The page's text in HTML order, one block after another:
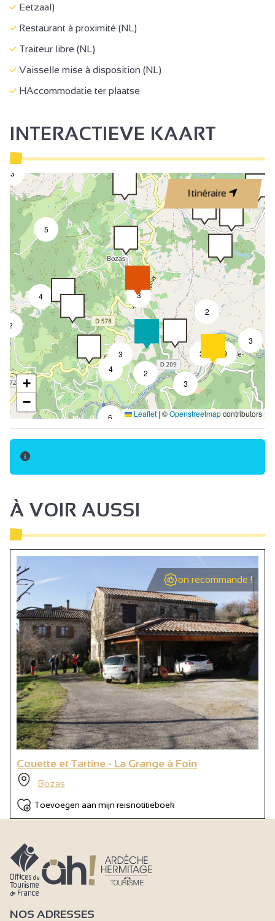
Koelkast
Handdoekdroogrek
Collectieve wasmachine
Verwarming
Elektrische verwarming
gratis prive gebruik internet
Televisie
Wifi Internet
Douche
1 badkamer (privé)
Eerlijk/beurs/expositie
Seminarie/vergaderzaal
Eetzaal)
Restaurant à proximité (NL)
Traiteur libre (NL)
Vaisselle mise à disposition (NL)
HAccommodatie ter plaatse
INTERACTIEVE KAART
Itinéraire
2
3
4
6
5
2
4
3
3
3
3
2
3
9
+
−
Leaflet | ©Openstreetmapcontributors
À VOIR AUSSI
on recommande !
Couette et Tartine - La Grange à Foin
Bozas
Toevoegen aan mijn reisnotitieboek
NOS ADRESSES